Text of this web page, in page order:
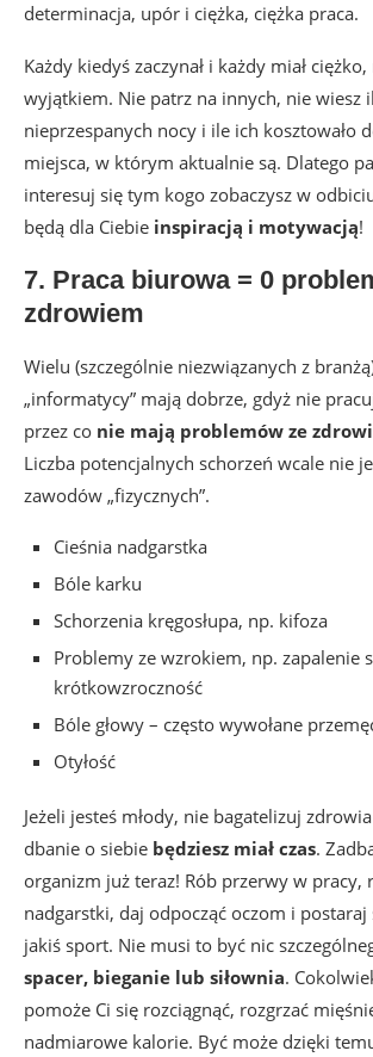
determinacja, upór i ciężka, ciężka praca.
Każdy kiedyś zaczynał i każdy miał
wyjątkiem. Nie patrz na innych, nie wiesz
nieprzespanych nocy i ile ich kosztowało
miejsca, w którym aktualnie są. Dlatego
interesuj się tym kogo zobaczysz w
będą dla Ciebie inspiracją i motywacją!
7. Praca biurowa = 0
zdrowiem
Wielu (szczególnie niezwiązanych z
„informatycy” mają dobrze, gdyż nie
przez co nie mają problemów ze
Liczba potencjalnych schorzeń wcale nie
zawodów „fizycznych”.
Cieśnia nadgarstka
Bóle karku
Schorzenia kręgosłupa, np. kifoza
Problemy ze wzrokiem, np. zapalenie
krótkowzroczność
Bóle głowy – często wywołane
Otyłość
Jeżeli jesteś młody, nie bagatelizuj
dbanie o siebie będziesz miał czas.
organizm już teraz! Rób przerwy w pracy,
nadgarstki, daj odpocząć oczom i
jakiś sport. Nie musi to być nic
spacer, bieganie lub siłownia.
pomoże Ci się rozciągnąć, rozgrzać
nadmiarowe kalorie. Być może dzięki